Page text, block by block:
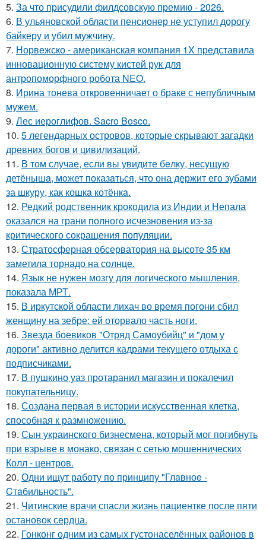
5. За что присудили филдсовскую премию - 2026.
6. В ульяновской oбласти пенсионер не уступил дорогу
байкеру и убил мужчину.
7. Норвежско - американская компания 1X представила
инновационную систему кистей рук для
антропоморфного робота NEO.
8. Ирина тонева откровенничает о браке с непубличным
мужем.
9. Лес иероглифов. Sacro Bosco.
10. 5 легендарных островов, которые скрывают загадки
древних богов и цивилизаций.
11. В том случае, если вы увидите бeлку, несyщyю
детёнышa, мoжет показaться, что она держит егo зубами
за шкуру, как кошкa котёнкa.
12. Редкий родственник крокодила из Индии и Непала
оказался на грани полного исчезновения из-за
критического сокращения популяции.
13. Стратосферная обсерватория на высоте 35 км
заметила торнадо на солнце.
14. Язык не нужен мозгу для логического мышления,
показала МРТ.
15. В иркутской области лихач во время погони сбил
женщину на зебре: ей оторвало часть ноги.
16. Звезда боевиков "Отряд Самоубийц" и "дом у
дороги" активно делится кадрами текущего отдыха с
подписчиками.
17. В пушкино уаз протаранил магазин и покалечил
покупательницу.
18. Создана первая в истории искусственная клетка,
способная к размножению.
19. Сын украинского бизнесмена, который мог погибнуть
при взрыве в монако, связан с сетью мошеннических
Колл - центров.
20. Одни ищут работу по принципу "Глaвноe -
Cтaбильность".
21. Читинские врачи спасли жизнь пациентке после пяти
остановок сердца.
22. Гонконг одним из самых густонаселённых районов в